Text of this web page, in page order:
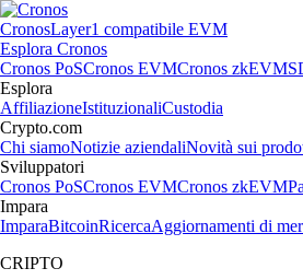
CronosLayer1 compatibile EVM
Esplora Cronos
Cronos PoSCronos EVMCronos zkEVM
Esplora
AffiliazioneIstituzionaliCustodia
Crypto.com
Chi siamoNotizie aziendaliNovità sui
Sviluppatori
Cronos PoSCronos EVMCronos zkEVM
Impara
ImparaBitcoinRicercaAggiornamenti di
CRIPTO